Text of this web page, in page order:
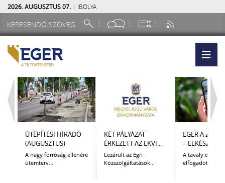
2026. AUGUSZTUS 07. | IBOLYA
ÚTÉPÍTÉSI HÍRADÓ
(AUGUSZTUS)
A nagy forróság ellenére
ütemterv...
KÉT PÁLYÁZAT
ÉRKEZETT AZ EKVI...
Lezárult az Egri
Közszolgáltatások...
EGER A
– ELKÉSZÜLT
A tavaly
elfogadott